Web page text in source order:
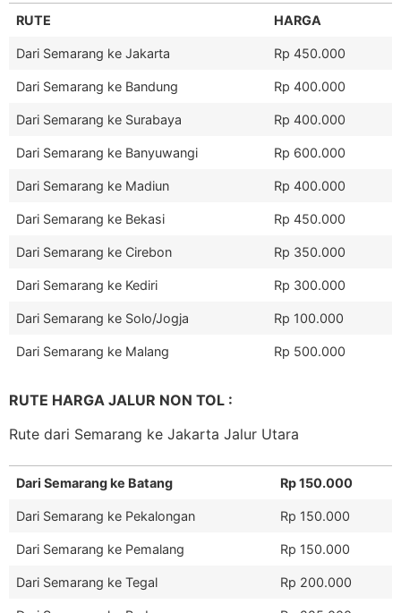
RUTE HARGA
Dari Semarang ke Jakarta Rp 450.000
Dari Semarang ke Bandung Rp 400.000
Dari Semarang ke Surabaya Rp 400.000
Dari Semarang ke Banyuwangi Rp 600.000
Dari Semarang ke Madiun Rp 400.000
Dari Semarang ke Bekasi Rp 450.000
Dari Semarang ke Cirebon Rp 350.000
Dari Semarang ke Kediri Rp 300.000
Dari Semarang ke Solo/Jogja Rp 100.000
Dari Semarang ke Malang Rp 500.000
RUTE HARGA JALUR NON TOL :
Rute dari Semarang ke Jakarta Jalur Utara
Dari Semarang ke Batang Rp 150.000
Dari Semarang ke Pekalongan Rp 150.000
Dari Semarang ke Pemalang Rp 150.000
Dari Semarang ke Tegal Rp 200.000